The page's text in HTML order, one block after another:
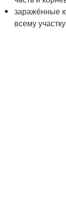
заражённые
всему